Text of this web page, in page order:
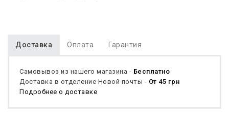
Доставка Оплата Гарантия
Самовывоз из нашего магазина - Бесплатно
Доставка в отделение Новой почты - От 45 грн
Подробнее о доставке